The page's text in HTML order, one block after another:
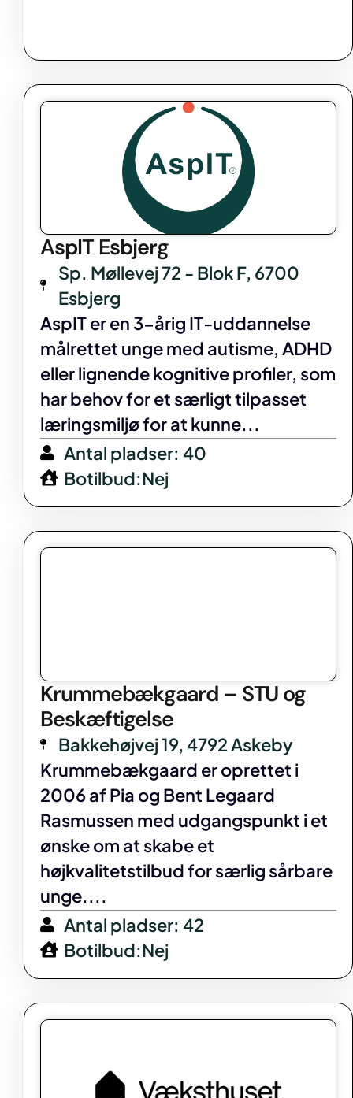
AspIT Esbjerg
Sp. Møllevej 72 - Blok F, 6700
Esbjerg
AspIT er en 3-årig IT-uddannelse
målrettet unge med autisme, ADHD
eller lignende kognitive profiler, som
har behov for et særligt tilpasset
læringsmiljø for at kunne...
Antal pladser: 40
Botilbud:Nej
Krummebækgaard – STU og
Beskæftigelse
Bakkehøjvej 19, 4792 Askeby
Krummebækgaard er oprettet i
2006 af Pia og Bent Legaard
Rasmussen med udgangspunkt i et
ønske om at skabe et
højkvalitetstilbud for særlig sårbare
unge....
Antal pladser: 42
Botilbud:Nej